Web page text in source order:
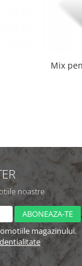
Mix
noastre
magazinului.